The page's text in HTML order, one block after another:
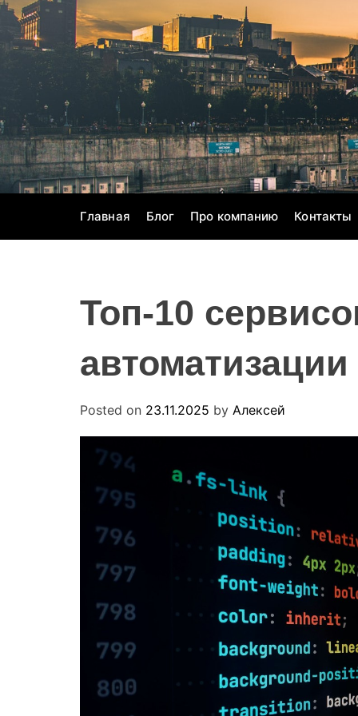
S
o
c
o
n
Главная Блог Про компанию Контакты
Топ-10
Posted on 23.11.2025 by Алексей